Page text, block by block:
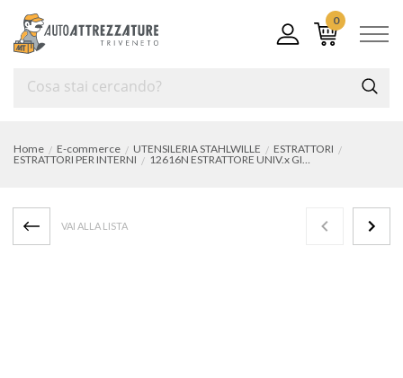
0
Home E-commerce UTENSILERIA STAHLWILLE
ESTRATTORI
ESTRATTORI PER INTERNI
12616N ESTRATTORE UNIV.x GIUNTISFERICI
VAI ALLA LISTA